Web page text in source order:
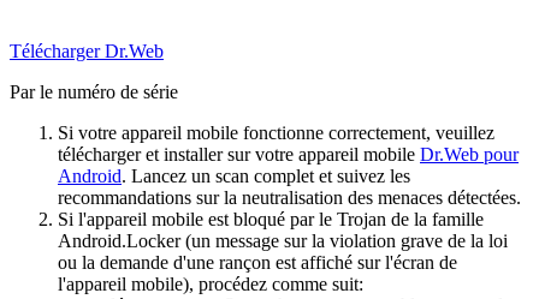
Télécharger Dr.Web
Par le numéro de série
Si votre appareil mobile fonctionne correctement, veuillez
télécharger et installer sur votre appareil mobile Dr.Web pour
Android. Lancez un scan complet et suivez les
recommandations sur la neutralisation des menaces détectées.
Si l'appareil mobile est bloqué par le Trojan de la famille
Android.Locker (un message sur la violation grave de la loi
ou la demande d'une rançon est affiché sur l'écran de
l'appareil mobile), procédez comme suit: